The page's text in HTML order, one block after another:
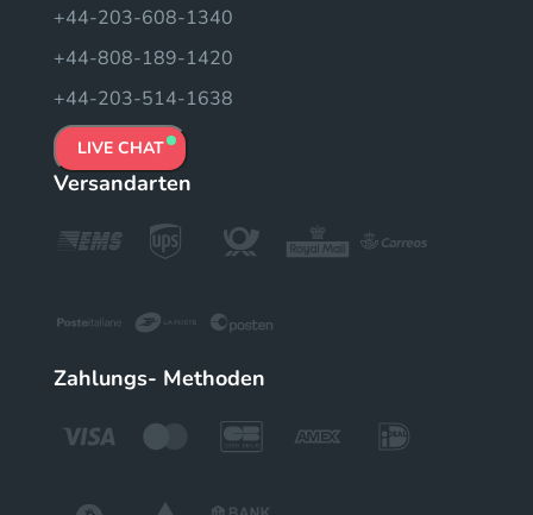
+44-203-608-1340
+44-808-189-1420
+44-203-514-1638
LIVE CHAT
Versandarten
Zahlungs- Methoden